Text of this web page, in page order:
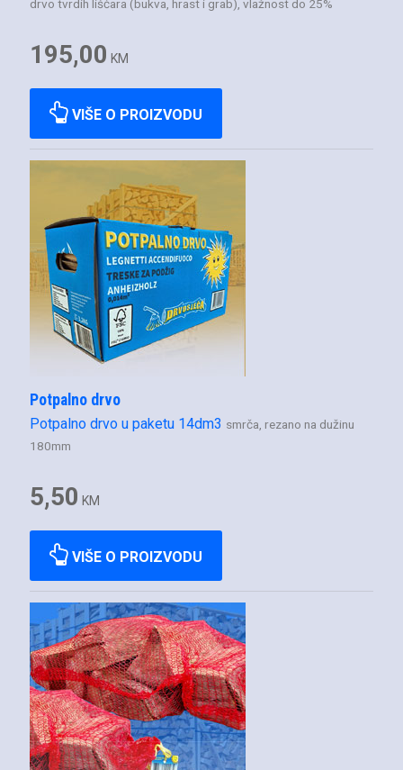
drvo tvrdih lišćara (bukva, hrast i grab), vlažnost do 25%
195,00 KM
VIŠE O PROIZVODU
Potpalno drvo
Potpalno drvo u paketu 14dm3 smrča, rezano na dužinu
180mm
5,50 KM
VIŠE O PROIZVODU